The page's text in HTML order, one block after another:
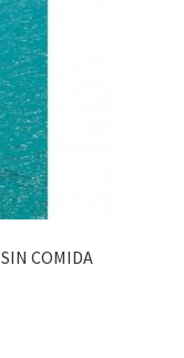
COMIDA